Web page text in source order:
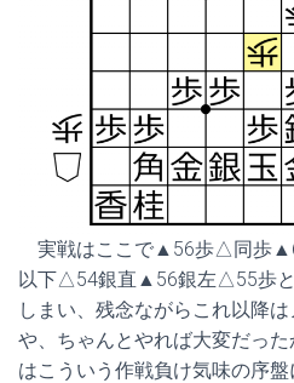
実戦はここで▲56歩△同歩
以下△54銀直▲56銀左△55歩と
しまい、残念ながらこれ以降
や、ちゃんとやれば大変だっ
はこういう作戦負け気味の序